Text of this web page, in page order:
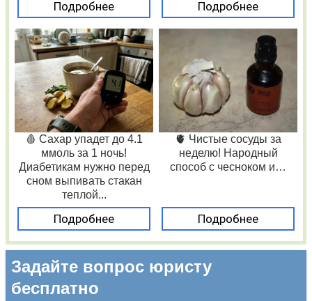
Подробнее Подробнее
🩸 Сахар упадет до 4.1
ммоль за 1 ночь!
Диабетикам нужно перед
сном выпивать стакан
теплой...
Подробнее
🫀 Чистые сосуды за
неделю! Народный
способ с чесноком и…
Подробнее